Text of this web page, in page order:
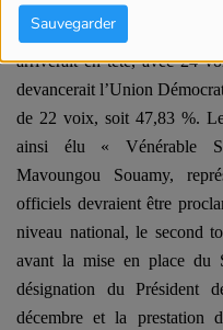
Sauvegarder
encore officiels, à
arriverait en tête, avec 24
devancerait l’Union
de 22 voix, soit 47,83 %.
ainsi élu « Vénérable
Mavoungou Souamy,
officiels devraient être
niveau national, le second
avant la mise en place du
désignation du Président
décembre et la prestation